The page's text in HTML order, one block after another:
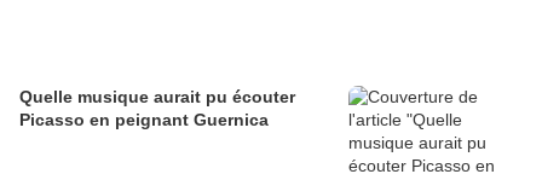
Quelle musique aurait pu écouter
Picasso en peignant Guernica